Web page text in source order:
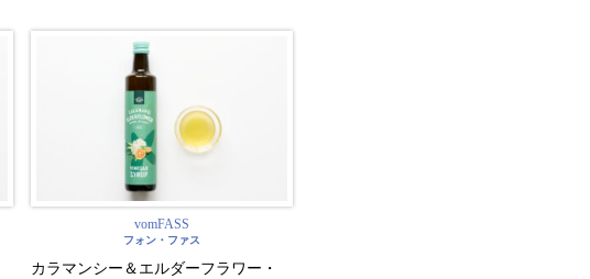
vomFASS
フォン・ファス
カラマンシー＆エルダーフラワー・